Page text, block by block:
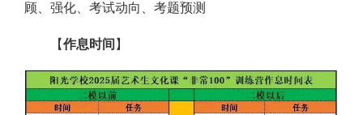
顾、强化、考试动向、考题预测
【作息时间 】